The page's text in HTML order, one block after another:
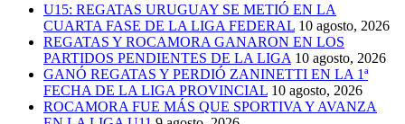
U15: REGATAS URUGUAY SE METIÓ EN LA
CUARTA FASE DE LA LIGA FEDERAL 10 agosto, 2026
REGATAS Y ROCAMORA GANARON EN LOS
PARTIDOS PENDIENTES DE LA LIGA 10 agosto, 2026
GANÓ REGATAS Y PERDIÓ ZANINETTI EN LA 1ª
FECHA DE LA LIGA PROVINCIAL 10 agosto, 2026
ROCAMORA FUE MÁS QUE SPORTIVA Y AVANZA